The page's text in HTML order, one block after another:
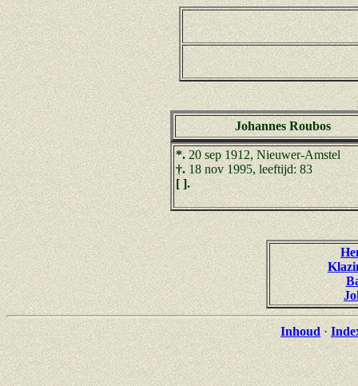
Johannes Roubos
*.20 sep 1912, Nieuwer-Amstel
†.18 nov 1995, leeftijd: 83
[ ].
Inhoud·